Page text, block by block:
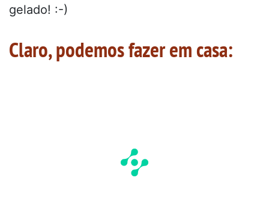
gelado! :-)
Claro, podemos fazer em casa: